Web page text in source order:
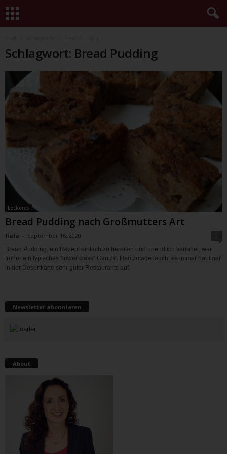
Schlagwort: Bread Pudding
Leckeres
Bread Pudding nach Großmutters Art
fiala - September 16, 2020
Bread Pudding, ein Rezept einfach zu bereiten und unendlich variabel, war
früher ein typisches “lower class” Gericht. Heutzutage taucht es immer häufiger
in der Desertkarte sehr guter Restaurants auf.
Newsletter abonnieren
About